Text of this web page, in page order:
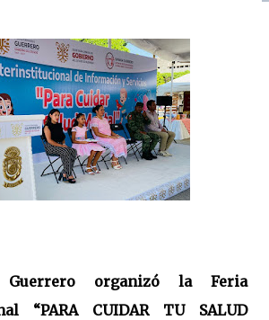
Guerrero organizó la Feria
“PARA CUIDAR TU SALUD